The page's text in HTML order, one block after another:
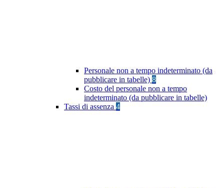
Personale non a tempo indeterminato (da
pubblicare in tabelle) 8
Costo del personale non a tempo
indeterminato (da pubblicare in tabelle)
Tassi di assenza 4